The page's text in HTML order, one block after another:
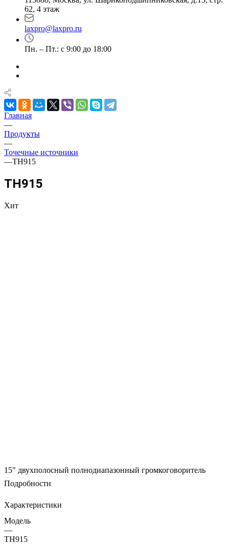
62, 4 этаж
laxpro@laxpro.ru
Пн. – Пт.: с 9:00 до 18:00
Главная
—
Продукты
—
Точечные источники
—TH915
TH915
Хит
15" двухполосный полнодиапазонный громкоговоритель
Подробности
Характеристики
Модель
—
TH915